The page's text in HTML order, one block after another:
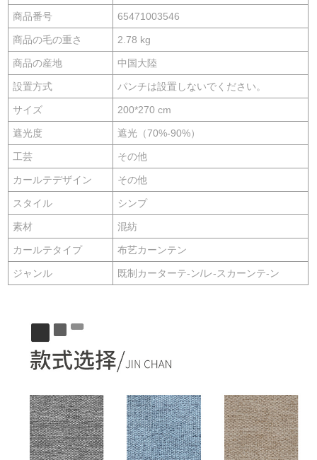
商品番号 65471003546
商品の毛の重さ 2.78 kg
商品の産地 中国大陸
設置方式 パンチは設置しないでください。
サイズ 200*270 cm
遮光度 遮光（70%-90%）
工芸 その他
カールテデザイン その他
スタイル シンプ
素材 混紡
カールテタイプ 布艺カーンテン
ジャンル 既制カーターテ-ン/レ-スカーンテ-ン